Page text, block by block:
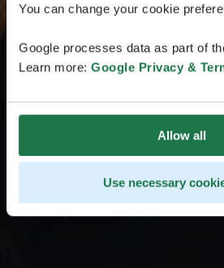
You can change your cookie
Google processes data as part of
Learn more: Google Privacy &
Allow all
Use necessary